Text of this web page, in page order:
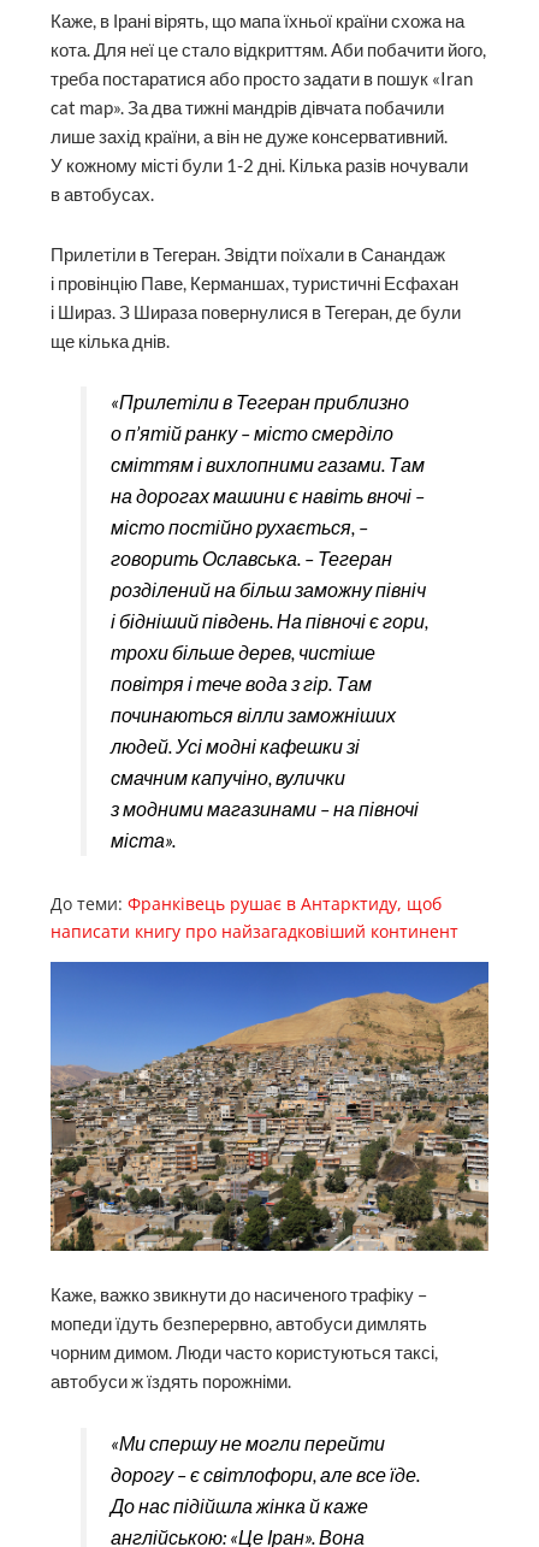
Каже, в Ірані вірять, що мапа їхньої країни схожа на
кота. Для неї це стало відкриттям. Аби побачити його,
треба постаратися або просто задати в пошук «Iran
cat map». За два тижні мандрів дівчата побачили
лише захід країни, а він не дуже консервативний.
У кожному місті були 1-2 дні. Кілька разів ночували
в автобусах.
Прилетіли в Тегеран. Звідти поїхали в Санандаж
і провінцію Паве, Керманшах, туристичні Есфахан
і Шираз. З Шираза повернулися в Тегеран, де були
ще кілька днів.
«Прилетіли в Тегеран приблизно
о п’ятій ранку – місто смерділо
сміттям і вихлопними газами. Там
на дорогах машини є навіть вночі –
місто постійно рухається, –
говорить Ославська. – Тегеран
розділений на більш заможну північ
і бідніший південь. На півночі є гори,
трохи більше дерев, чистіше
повітря і тече вода з гір. Там
починаються вілли заможніших
людей. Усі модні кафешки зі
смачним капучіно, вулички
з модними магазинами – на півночі
міста».
До теми:Франківець рушає в Антарктиду, щоб
написати книгу про найзагадковіший континент
Каже, важко звикнути до насиченого трафіку –
мопеди їдуть безперервно, автобуси димлять
чорним димом. Люди часто користуються таксі,
автобуси ж їздять порожніми.
«Ми спершу не могли перейти
дорогу – є світлофори, але все їде.
До нас підійшла жінка й каже
англійською: «Це Іран». Вона